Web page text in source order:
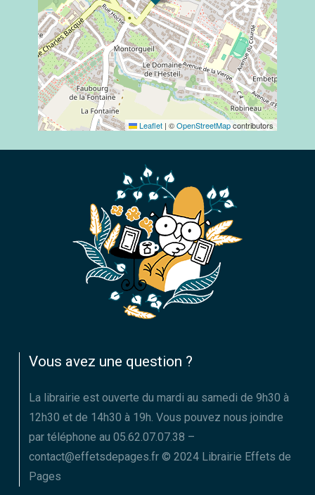
Leaflet | ©OpenStreetMapcontributors
Vous avez une question ?
La librairie est ouverte du mardi au samedi de 9h30 à
12h30 et de 14h30 à 19h. Vous pouvez nous joindre
par téléphone au 05.62.07.07.38 –
contact@effetsdepages.fr © 2024 Librairie Effets de
Pages